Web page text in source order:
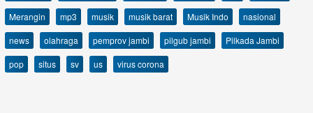
Merangin
mp3 musik musik barat Musik Indo
nasional
news
olahraga pemprov jambi pilgub jambi
Pilkada Jambi
pop
situs sv us virus corona